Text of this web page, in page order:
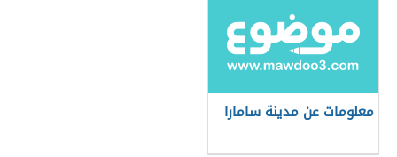
معلومات عن مدينة سامارا